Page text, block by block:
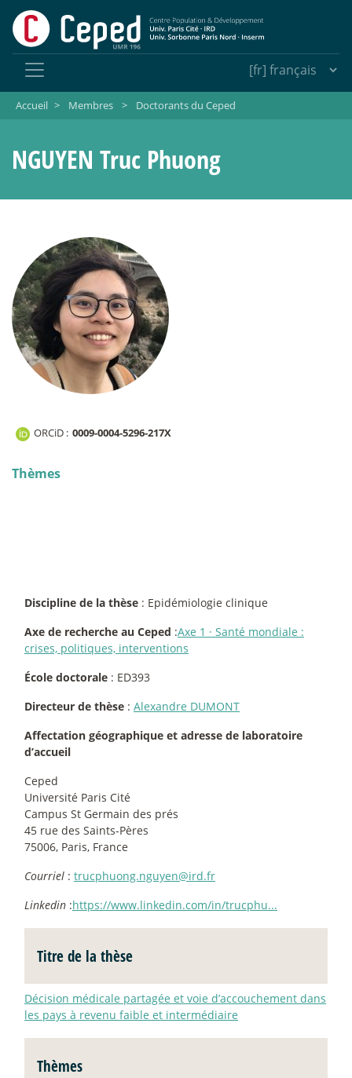
Accueil > Membres > Doctorants du Ceped
NGUYEN Truc Phuong
ORCiD : 0009-0004-5296-217X
Thèmes
Discipline de la thèse : Epidémiologie clinique
Axe de recherche au Ceped :Axe 1 · Santé mondiale :
crises, politiques, interventions
École doctorale : ED393
Directeur de thèse : Alexandre DUMONT
Affectation géographique et adresse de laboratoire
d’accueil
Ceped
Université Paris Cité
Campus St Germain des prés
45 rue des Saints-Pères
75006, Paris, France
Courriel : trucphuong.nguyen@ird.fr
Linkedin :https://www.linkedin.com/in/trucphu...
Titre de la thèse
Décision médicale partagée et voie d’accouchement dans
les pays à revenu faible et intermédiaire
Thèmes